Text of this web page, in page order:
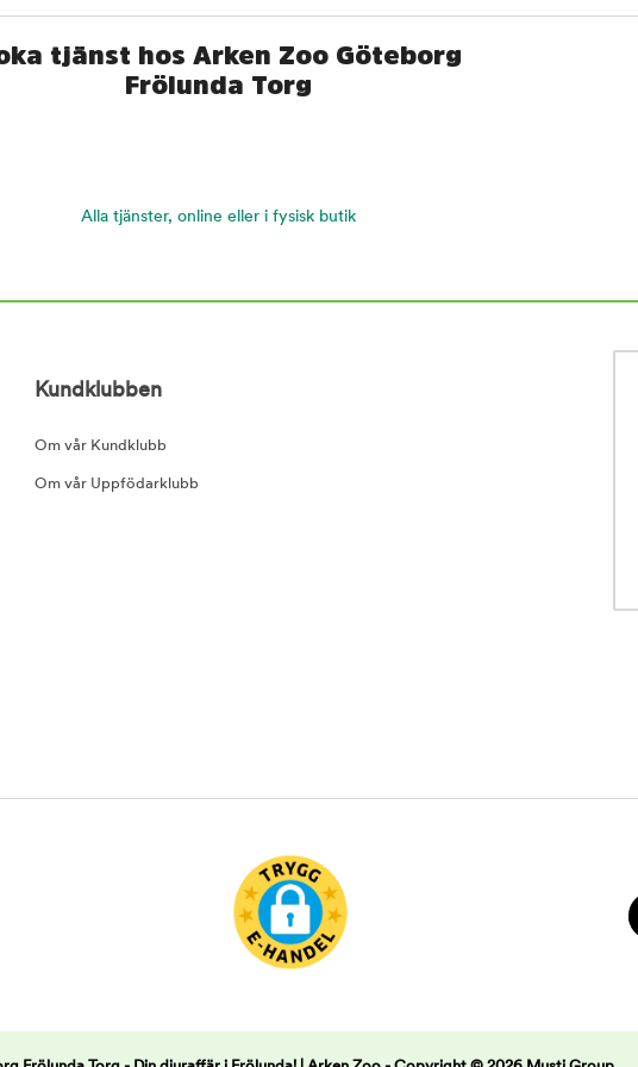
tjänst hos Arken Zoo Göteborg
Frölunda Torg
Alla tjänster, online eller i fysisk butik
Kundklubben
Om vår Kundklubb
Om vår Uppfödarklubb